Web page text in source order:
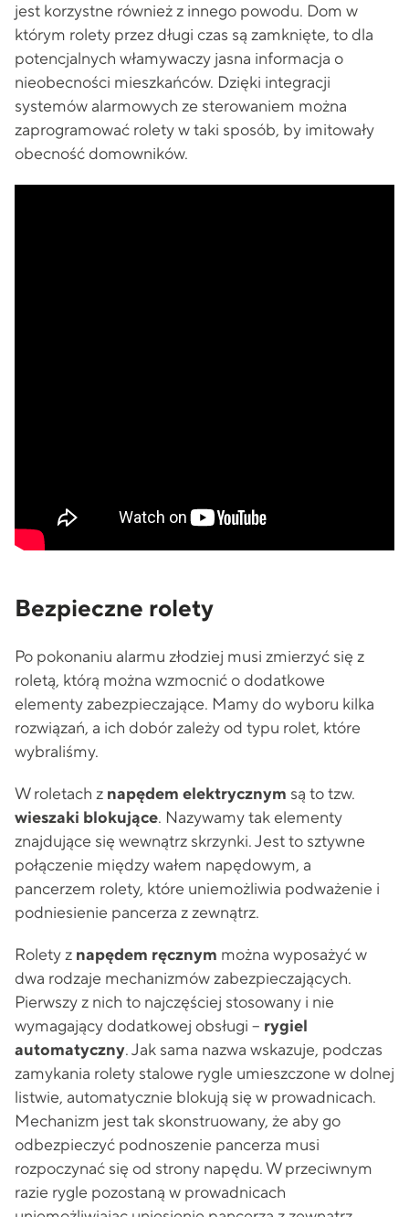
jest korzystne również z innego powodu. Dom w
którym rolety przez długi czas są zamknięte, to dla
potencjalnych włamywaczy jasna informacja o
nieobecności mieszkańców. Dzięki integracji
systemów alarmowych ze sterowaniem można
zaprogramować rolety w taki sposób, by imitowały
obecność domowników.
Bezpieczne rolety
Po pokonaniu alarmu złodziej musi zmierzyć się z
roletą, którą można wzmocnić o dodatkowe
elementy zabezpieczające. Mamy do wyboru kilka
rozwiązań, a ich dobór zależy od typu rolet, które
wybraliśmy.
W roletach z napędem elektrycznym są to tzw.
wieszaki blokujące. Nazywamy tak elementy
znajdujące się wewnątrz skrzynki. Jest to sztywne
połączenie między wałem napędowym, a
pancerzem rolety, które uniemożliwia podważenie i
podniesienie pancerza z zewnątrz.
Rolety z napędem ręcznym można wyposażyć w
dwa rodzaje mechanizmów zabezpieczających.
Pierwszy z nich to najczęściej stosowany i nie
wymagający dodatkowej obsługi – rygiel
automatyczny. Jak sama nazwa wskazuje, podczas
zamykania rolety stalowe rygle umieszczone w dolnej
listwie, automatycznie blokują się w prowadnicach.
Mechanizm jest tak skonstruowany, że aby go
odbezpieczyć podnoszenie pancerza musi
rozpoczynać się od strony napędu. W przeciwnym
razie rygle pozostaną w prowadnicach